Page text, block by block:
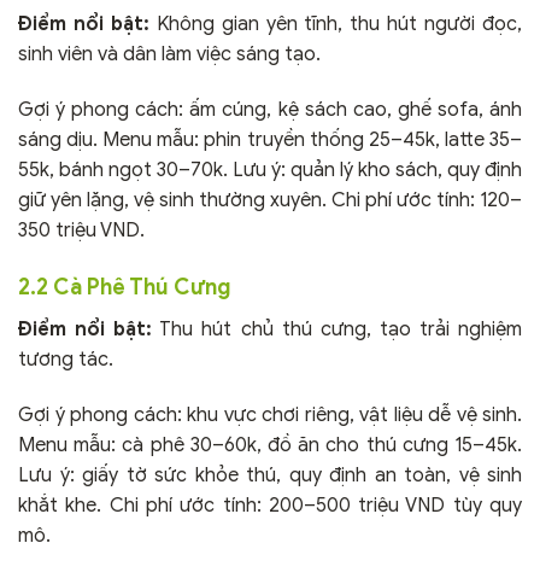
Điểm nổi bật: Không gian yên tĩnh, thu hút người đọc,
sinh viên và dân làm việc sáng tạo.
Gợi ý phong cách: ấm cúng, kệ sách cao, ghế sofa, ánh
sáng dịu. Menu mẫu: phin truyền thống 25–45k, latte 35–
55k, bánh ngọt 30–70k. Lưu ý: quản lý kho sách, quy định
giữ yên lặng, vệ sinh thường xuyên. Chi phí ước tính: 120–
350 triệu VND.
2.2 Cà Phê Thú Cưng
Điểm nổi bật: Thu hút chủ thú cưng, tạo trải nghiệm
tương tác.
Gợi ý phong cách: khu vực chơi riêng, vật liệu dễ vệ sinh.
Menu mẫu: cà phê 30–60k, đồ ăn cho thú cưng 15–45k.
Lưu ý: giấy tờ sức khỏe thú, quy định an toàn, vệ sinh
khắt khe. Chi phí ước tính: 200–500 triệu VND tùy quy
mô.